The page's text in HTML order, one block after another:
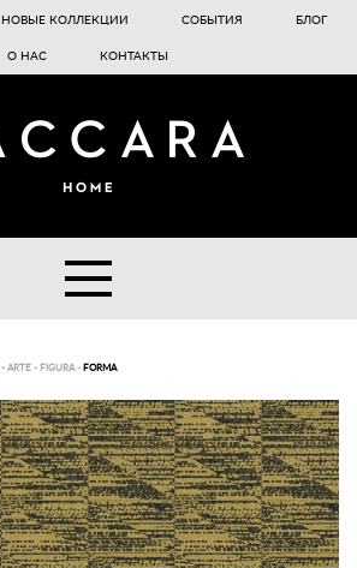
НОВЫЕ КОЛЛЕКЦИИ СОБЫТИЯ БЛОГ
О НАС КОНТАКТЫ
- ARTE - FIGURA- FORMA